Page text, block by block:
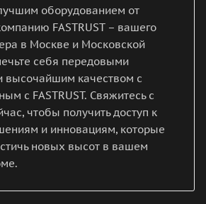
оборудованием от
FASTRUST – вашего
в Москве и Московской
себя передовыми
высочайшим качеством с
с FASTRUST. Свяжитесь с
чтобы получить доступ к
и инновациям, которые
новых высот в вашем